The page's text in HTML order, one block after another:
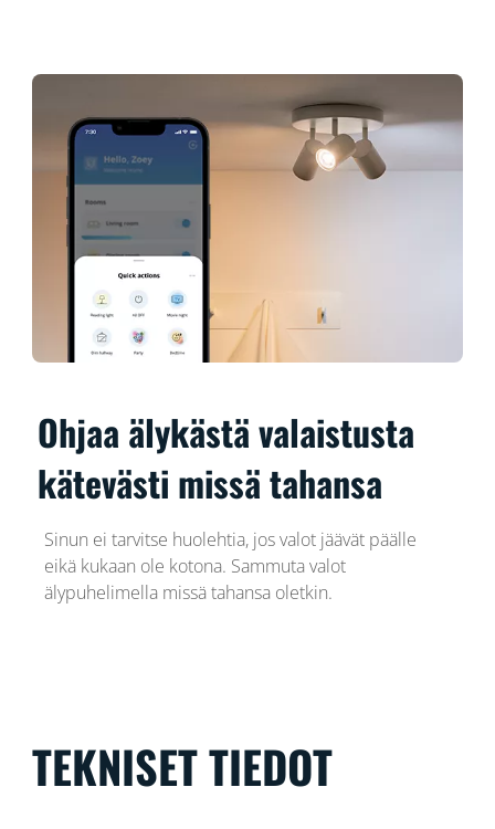
Ohjaa älykästä valaistusta
kätevästi missä tahansa
Sinun ei tarvitse huolehtia, jos valot jäävät päälle
eikä kukaan ole kotona. Sammuta valot
älypuhelimella missä tahansa oletkin.
TEKNISET TIEDOT